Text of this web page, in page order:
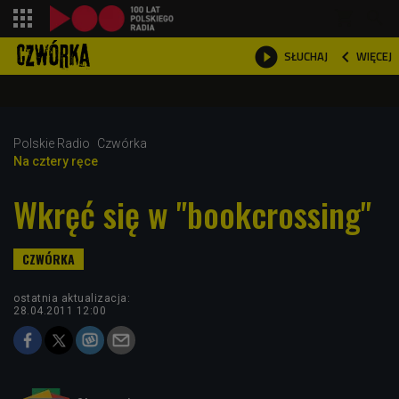
 SŁUCHAJ  WIĘCEJ

Polskie Radio
Czwórka
Na cztery ręce
Wkręć się w "bookcrossing"
ostatnia aktualizacja:
28.04.2011 12:00